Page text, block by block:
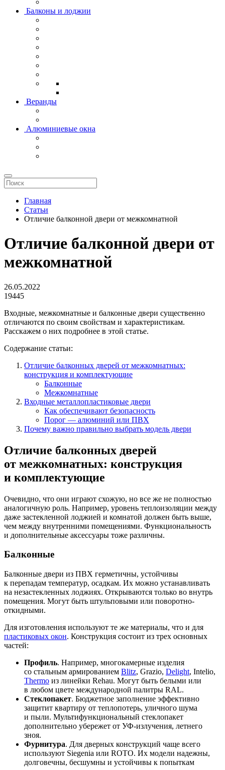
Балконы и лоджии
Веранды
Алюминиевые окна
Главная
Статьи
Отличие балконной двери от межкомнатной
Отличие балконной двери от
межкомнатной
26.05.2022
19445
Входные, межкомнатные и балконные двери существенно
отличаются по своим свойствам и характеристикам.
Расскажем о них подробнее в этой статье.
Содержание статьи:
Отличие балконных дверей от межкомнатных:
конструкция и комплектующие
Балконные
Межкомнатные
Входные металлопластиковые двери
Как обеспечивают безопасность
Порог — алюминий или ПВХ
Почему важно правильно выбрать модель двери
Отличие балконных дверей
от межкомнатных: конструкция
и комплектующие
Очевидно, что они играют схожую, но все же не полностью
аналогичную роль. Например, уровень теплоизоляции между
даже застекленной лоджией и комнатой должен быть выше,
чем между внутренними помещениями. Функциональность
и дополнительные аксессуары тоже различны.
Балконные
Балконные двери из ПВХ герметичны, устойчивы
к перепадам температур, осадкам. Их можно устанавливать
на незастекленных лоджиях. Открываются только во внутрь
помещения. Могут быть штульповыми или поворотно-
откидными.
Для изготовления используют те же материалы, что и для
пластиковых окон. Конструкция состоит из трех основных
частей:
Профиль. Например, многокамерные изделия
со стальным армированием Blitz, Grazio, Delight, Intelio,
Thermo из линейки Rehau. Могут быть белыми или
в любом цвете международной палитры RAL.
Стеклопакет. Бюджетное заполнение эффективно
защитит квартиру от теплопотерь, уличного шума
и пыли. Мультифункциональный стеклопакет
дополнительно убережет от УФ-излучения, летнего
зноя.
Фурнитура. Для дверных конструкций чаще всего
используют Siegenia или ROTO. Их модели надежны,
долговечны, бесшумны и устойчивы к попыткам